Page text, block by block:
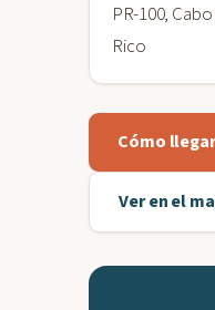
PR-100,
Rico
Cómo
Ver en el